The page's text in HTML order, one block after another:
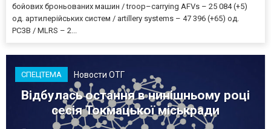
бойових броньованих машин / troop–carrying AFVs – 25 084 (+5)
од. артилерійських систем / artillery systems – 47 396 (+65) од.
РСЗВ / MLRS – 2...
СПЕЦТЕМА Новости ОТГ
Відбулась остання в нинішньому році
сесія Токмацької міськради